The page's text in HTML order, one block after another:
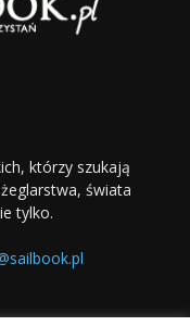
którzy szukają
świata
tylko.